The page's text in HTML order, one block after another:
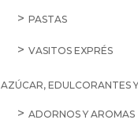
PASTAS
VASITOS EXPRÉS
AZÚCAR, EDULCORANTES
ADORNOS Y AROMAS